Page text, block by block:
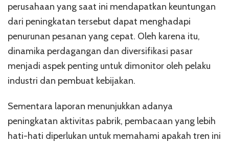
perusahaan yang saat ini mendapatkan keuntungan
dari peningkatan tersebut dapat menghadapi
penurunan pesanan yang cepat. Oleh karena itu,
dinamika perdagangan dan diversifikasi pasar
menjadi aspek penting untuk dimonitor oleh pelaku
industri dan pembuat kebijakan.
Sementara laporan menunjukkan adanya
peningkatan aktivitas pabrik, pembacaan yang lebih
hati-hati diperlukan untuk memahami apakah tren ini